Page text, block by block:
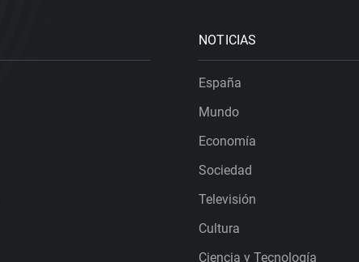
NOTICIAS
España
Mundo
Economía
Sociedad
Televisión
Cultura
Ciencia y Tecnología